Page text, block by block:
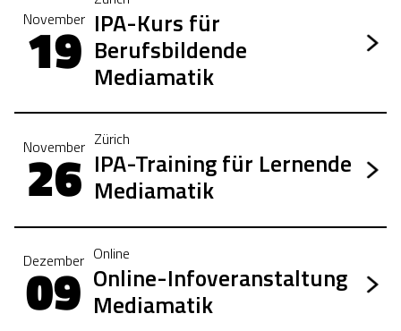
November
19 IPA-Kurs für
Berufsbildende
Mediamatik
November
26
Zürich
IPA-Training für Lernende
Mediamatik
Dezember
09
Online
Online-Infoveranstaltung
Mediamatik